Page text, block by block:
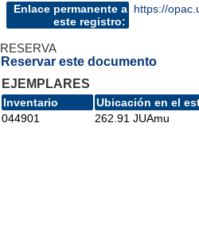
Enlace permanente a
este registro:
https://
RESERVA
Reservar este documento
EJEMPLARES
Inventario Ubicación en el
044901
262.91 JUAmu